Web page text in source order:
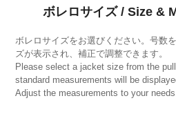
ボレロサイズ / Size &
ボレロサイズをお選びください。号数
ズが表示され、補正で調整できます。
Please select a jacket size from the
standard measurements will be
Adjust the measurements to your